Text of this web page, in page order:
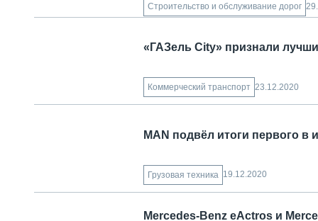
Строительство и обслуживание дорог
«ГАЗель City» признали
Коммерческий транспорт 23.12.2020
MAN подвёл итоги первого в
Грузовая техника 19.12.2020
Mercedes-Benz eActros и